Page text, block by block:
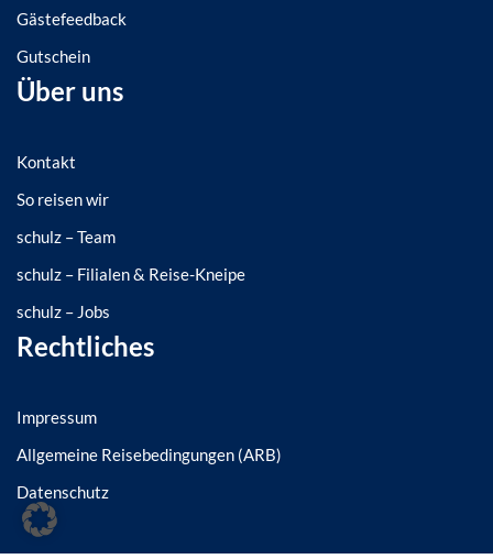
Gästefeedback
Gutschein
Über uns
Kontakt
So reisen wir
schulz – Team
schulz – Filialen & Reise-Kneipe
schulz – Jobs
Rechtliches
Impressum
Allgemeine Reisebedingungen (ARB)
Datenschutz